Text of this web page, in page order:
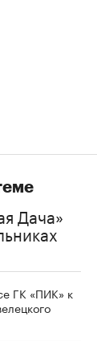
Дача»
ГК «ПИК» к